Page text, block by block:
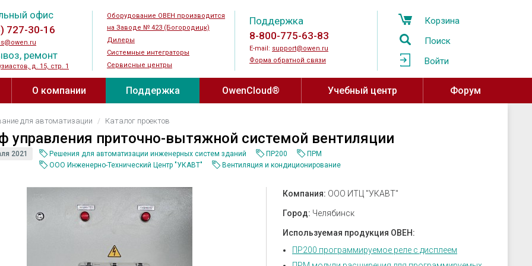
офис
727-30-16
ремонт
д. 15, стр. 1
Оборудование ОВЕН производится
на Заводе № 423 (Богородицк)
Дилеры
Системные интеграторы
Сервисные центры
Поддержка
8-800-775-63-83
E-mail: support@owen.ru
Форма обратной связи
Корзина
Поиск
Войти
Силовые и коммутационные
устройства
Преобразователи частоты
Дроссели
Блоки питания
Датчики влажности и
Преобразователи давления
Бесконтактные датчики
устройства связи
SCADA системы
Конфигураторы
Драйверы и библиотеки ОВЕН
↗
О компании
Мероприятия
Журнал АиП ↗
Где купить
Контакты
Поддержка
Видео
Прайс-лист
Полезные материалы ↗
OwenCloud® Учебный центр
Региональные учебные центры
Программа сотрудничества с
Форум
для автоматизации Каталог проектов
управления приточно-вытяжной системой вентиляции
2021 Решения для автоматизации инженерных систем зданий ПР200
ПРМ
ООО Инженерно-Технический Центр "УКАВТ"
Вентиляция и кондиционирование
Компания: ООО ИТЦ "УКАВТ"
Город: Челябинск
Используемая продукция ОВЕН:
ПР200 программируемое реле с дисплеем